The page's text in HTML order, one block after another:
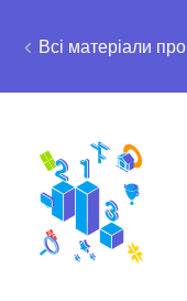
Всі матеріали про